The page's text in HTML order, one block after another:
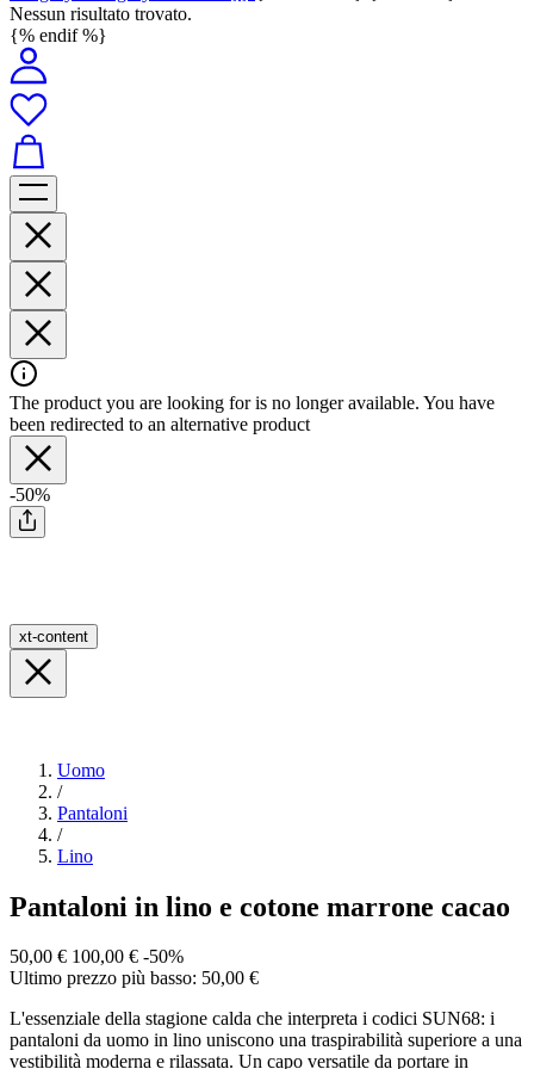
Nessun risultato trovato.
{% endif %}
The product you are looking for is no longer available. You have
been redirected to an alternative product
-50%
xt-content
Uomo
/
Pantaloni
/
Lino
Pantaloni in lino e cotone marrone cacao
50,00 € 100,00 € -50%
Ultimo prezzo più basso: 50,00 €
L'essenziale della stagione calda che interpreta i codici SUN68: i
pantaloni da uomo in lino uniscono una traspirabilità superiore a una
vestibilità moderna e rilassata. Un capo versatile da portare in